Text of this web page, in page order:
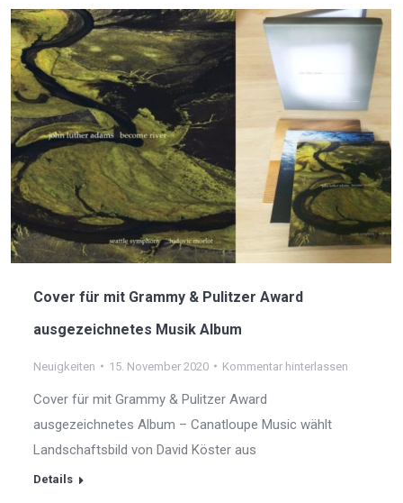
Cover für mit Grammy & Pulitzer Award
ausgezeichnetes Musik Album
Neuigkeiten 15. November 2020 Kommentar hinterlassen
Cover für mit Grammy & Pulitzer Award
ausgezeichnetes Album – Canatloupe Music wählt
Landschaftsbild von David Köster aus
Details